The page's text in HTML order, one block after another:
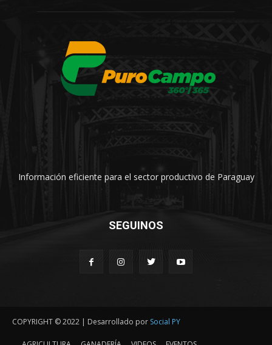
Información eficiente para el sector productivo de Paraguay
SEGUINOS
COPYRIGHT © 2022 | Desarrollado por Social PY